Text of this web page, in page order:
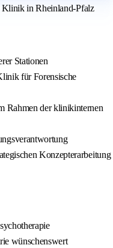
in Rheinland-Pfalz
Stationen
für Forensische
Rahmen der klinikinternen
Konzepterarbeitung
wünschenswert